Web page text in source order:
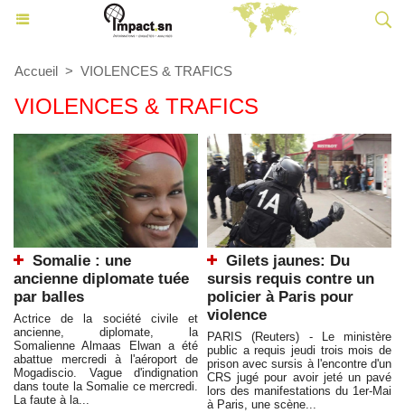
Accueil > VIOLENCES & TRAFICS
VIOLENCES & TRAFICS
Somalie : une
ancienne diplomate tuée
par balles
Actrice de la société civile et
ancienne, diplomate, la
Somalienne Almaas Elwan a été
abattue mercredi à l'aéroport de
Mogadiscio. Vague d'indignation
dans toute la Somalie ce mercredi.
La faute à la...
Gilets jaunes: Du
sursis requis contre un
policier à Paris pour
violence
PARIS (Reuters) - Le ministère
public a requis jeudi trois mois de
prison avec sursis à l'encontre d'un
CRS jugé pour avoir jeté un pavé
lors des manifestations du 1er-Mai
à Paris, une scène...